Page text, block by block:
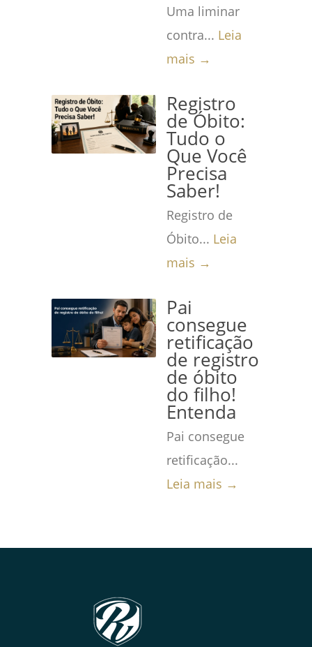
Uma liminar
contra... Leia
mais →
Registro
de Óbito:
Tudo o
Que Você
Precisa
Saber!
Registro de
Óbito... Leia
mais →
Pai
consegue
retificação
de registro
de óbito
do filho!
Entenda
Pai consegue
retificação...
Leia mais →